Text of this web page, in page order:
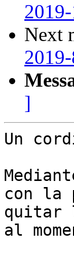
Next
]
Un
con la
quitar
al